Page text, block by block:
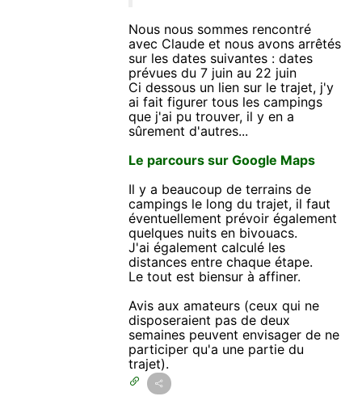
Nous nous sommes rencontré
avec Claude et nous avons arrêtés
sur les dates suivantes : dates
prévues du 7 juin au 22 juin
Ci dessous un lien sur le trajet, j'y
ai fait figurer tous les campings
que j'ai pu trouver, il y en a
sûrement d'autres...
Le parcours sur Google Maps
Il y a beaucoup de terrains de
campings le long du trajet, il faut
éventuellement prévoir également
quelques nuits en bivouacs.
J'ai également calculé les
distances entre chaque étape.
Le tout est biensur à affiner.
Avis aux amateurs (ceux qui ne
disposeraient pas de deux
semaines peuvent envisager de ne
participer qu'a une partie du
trajet).